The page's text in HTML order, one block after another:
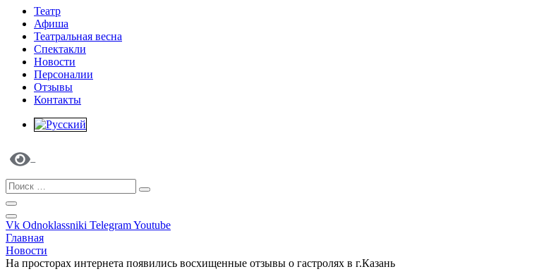
Театр
Афиша
Театральная весна
Спектакли
Новости
Персоналии
Отзывы
Контакты
Vk Odnoklassniki TelegramYoutube
Главная
Новости
На просторах интернета появились восхищенные отзывы о гастролях в г.Казань